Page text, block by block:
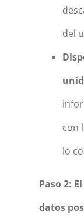
del
con
lo
Paso 2:
datos